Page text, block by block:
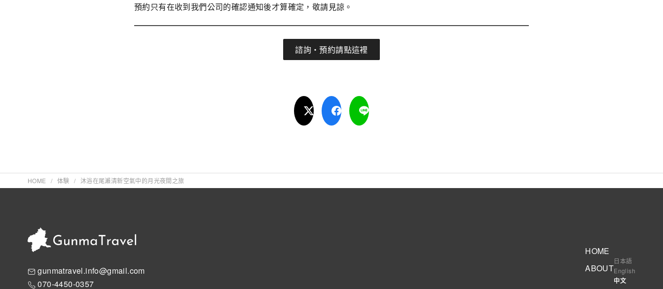
預約只有在收到我們公司的確認通知後才算確定，敬請見諒。
諮詢・預約請點這裡
HOME 体験 沐浴在尾瀨清新空氣中的月光夜間之旅
gunmatravel.info@gmail.com
070-4450-0357
HOME
ABOUT
日本語
English
中文